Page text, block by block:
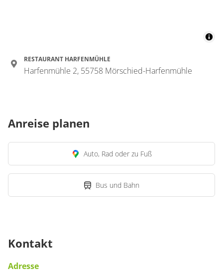
RESTAURANT HARFENMÜHLE
Harfenmühle 2, 55758 Mörschied-Harfenmühle
Anreise planen
Auto, Rad oder zu Fuß
Bus und Bahn
Kontakt
Adresse